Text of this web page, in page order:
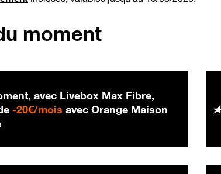
moment
avec Livebox Max Fibre,
-20€/mois 20 € par mois
avec Orange Maison